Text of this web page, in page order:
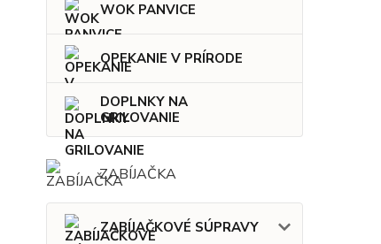
WOK PANVICE
OPEKANIE V PRÍRODE
DOPLNKY NA
GRILOVANIE
ZABÍJAČKA
ZABÍJAČKOVÉ SÚPRAVY